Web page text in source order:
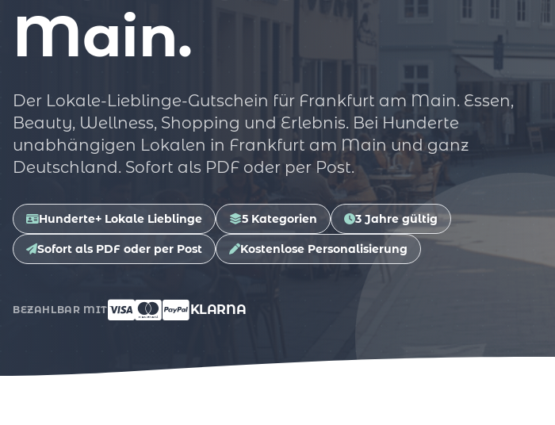
Main.
Der Lokale-Lieblinge-Gutschein für Frankfurt am Main. Essen,
Beauty, Wellness, Shopping und Erlebnis. Bei Hunderte
unabhängigen Lokalen in Frankfurt am Main und ganz
Deutschland. Sofort als PDF oder per Post.
Hunderte+ Lokale Lieblinge 5 Kategorien 3 Jahre gültig
Sofort als PDF oder per Post Kostenlose Personalisierung
BEZAHLBAR MIT KLARNA